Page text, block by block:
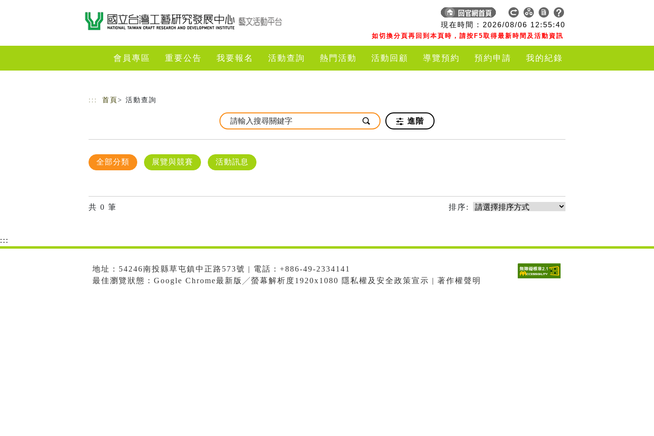
現在時間 : 2026/08/06 12:55:40
如切換分頁再回到本頁時，請按F5取得最新時間及活動資訊
會員專區 重要公告 我要報名 活動查詢 熱門活動 活動回顧 導覽預約 預約申請 我的紀錄
::: 首頁 > 活動查詢
進階
全部分類 展覽與競賽 活動訊息
共 0 筆 排序:
:::
地址：54246南投縣草屯鎮中正路573號 | 電話：+886-49-2334141
最佳瀏覽狀態：Google Chrome最新版╱螢幕解析度1920x1080 隱私權及安全政策宣示 | 著作權聲明